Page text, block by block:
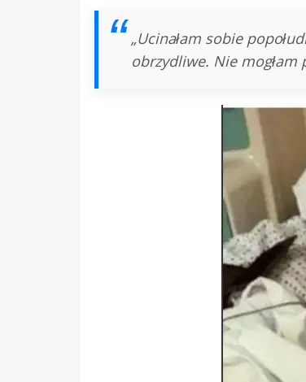
„Ucinałam sobie
obrzydliwe. Nie mogłam